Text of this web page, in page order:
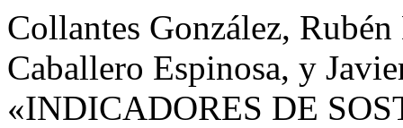
Collantes González,
Caballero Espinosa, y
«INDICADORES DE